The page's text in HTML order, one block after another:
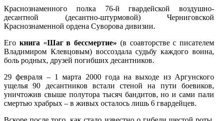
Краснознаменного полка 76-й гвардейской воздушно-
десантной (десантно-штурмовой) Черниговской
Краснознаменной ордена Суворова дивизии.
Его книга «Шаг в бессмертие» (в соавторстве с писателем
Владимиром Клевцовым) воссоздала судьбу каждого воина,
боль родных, друзей погибших десантников.
29 февраля – 1 марта 2000 года на выходе из Аргунского
ущелья 90 десантников встали стеной на пути боевиков,
уничтожив свыше полутора тысяч бандитов, но и сами пали
смертью храбрых – в живых осталось лишь 6 гвардейцев.